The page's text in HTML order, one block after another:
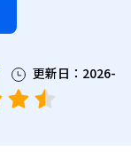
更新日：2026-